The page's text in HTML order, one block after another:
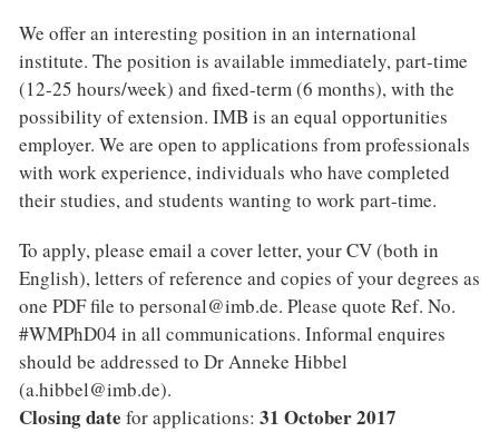
We offer an interesting position in an international
institute. The position is available immediately, part-time
(12-25 hours/week) and fixed-term (6 months), with the
possibility of extension. IMB is an equal opportunities
employer. We are open to applications from professionals
with work experience, individuals who have completed
their studies, and students wanting to work part-time.
To apply, please email a cover letter, your CV (both in
English), letters of reference and copies of your degrees as
one PDF file to personal@imb.de. Please quote Ref. No.
#WMPhD04 in all communications. Informal enquires
should be addressed to Dr Anneke Hibbel
(a.hibbel@imb.de).
Closing date for applications: 31 October 2017